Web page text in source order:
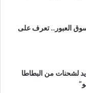
سوق العبور.. تعرف على
لشحنات من البطاطا